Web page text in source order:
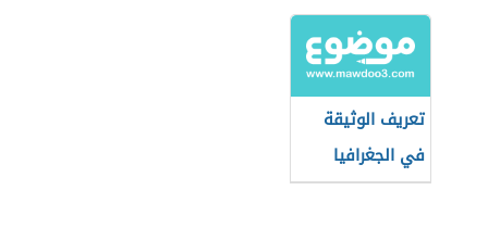
تعريف الوثيقة
في الجغرافيا